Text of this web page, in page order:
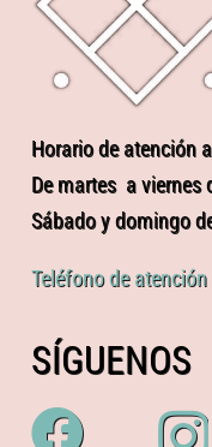
Horario de atención
De martes a viernes
Sábado y domingo
Teléfono de
SÍGUENOS